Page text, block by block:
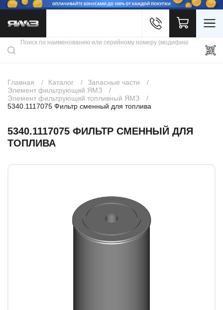
Каталог продукции
Скидки
Контакты
Главная Каталог
Запасные части
Элемент фильтрующий ЯМЗ
Элемент фильтрующий топливный ЯМЗ
5340.1117075 Фильтр сменный для топлива
5340.1117075 ФИЛЬТР СМЕННЫЙ ДЛЯ
ТОПЛИВА